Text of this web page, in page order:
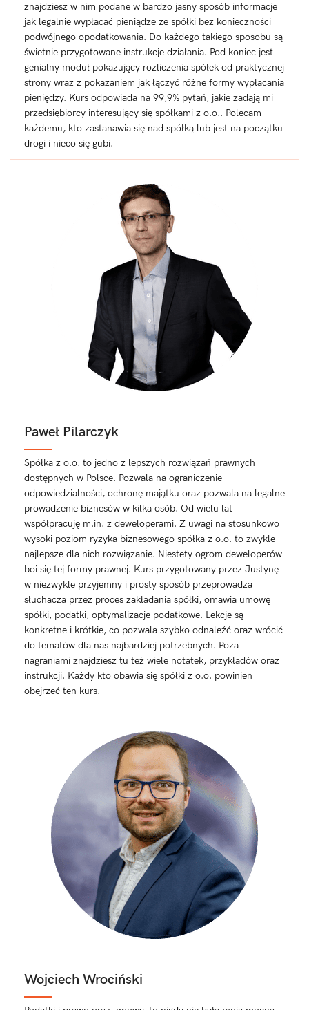
znajdziesz w nim podane w bardzo jasny sposób informacje
jak legalnie wypłacać pieniądze ze spółki bez konieczności
podwójnego opodatkowania. Do każdego takiego sposobu są
świetnie przygotowane instrukcje działania. Pod koniec jest
genialny moduł pokazujący rozliczenia spółek od praktycznej
strony wraz z pokazaniem jak łączyć różne formy wypłacania
pieniędzy. Kurs odpowiada na 99,9% pytań, jakie zadają mi
przedsiębiorcy interesujący się spółkami z o.o.. Polecam
każdemu, kto zastanawia się nad spółką lub jest na początku
drogi i nieco się gubi.
Paweł Pilarczyk
Spółka z o.o. to jedno z lepszych rozwiązań prawnych
dostępnych w Polsce. Pozwala na ograniczenie
odpowiedzialności, ochronę majątku oraz pozwala na legalne
prowadzenie biznesów w kilka osób. Od wielu lat
współpracuję m.in. z deweloperami. Z uwagi na stosunkowo
wysoki poziom ryzyka biznesowego spółka z o.o. to zwykle
najlepsze dla nich rozwiązanie. Niestety ogrom deweloperów
boi się tej formy prawnej. Kurs przygotowany przez Justynę
w niezwykle przyjemny i prosty sposób przeprowadza
słuchacza przez proces zakładania spółki, omawia umowę
spółki, podatki, optymalizacje podatkowe. Lekcje są
konkretne i krótkie, co pozwala szybko odnaleźć oraz wrócić
do tematów dla nas najbardziej potrzebnych. Poza
nagraniami znajdziesz tu też wiele notatek, przykładów oraz
instrukcji. Każdy kto obawia się spółki z o.o. powinien
obejrzeć ten kurs.
Wojciech Wrociński